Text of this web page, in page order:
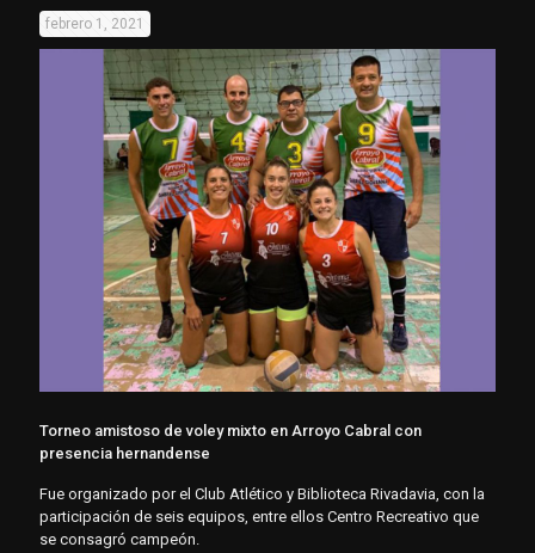
febrero 1, 2021
Torneo amistoso de voley mixto en Arroyo Cabral con
presencia hernandense
Fue organizado por el Club Atlético y Biblioteca Rivadavia, con la
participación de seis equipos, entre ellos Centro Recreativo que
se consagró campeón.